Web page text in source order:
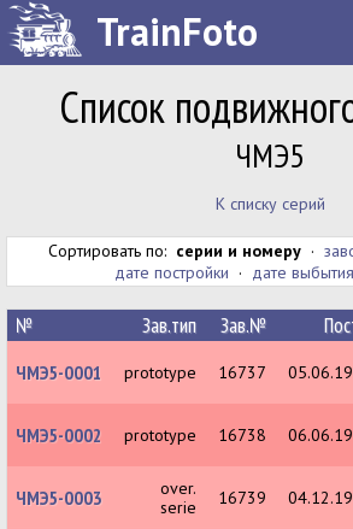
TrainFoto
Список
ЧМЭ5
К списку серий
Сортировать по: серии и номеру ·
дате постройки · дате
№ Зав.тип Зав.№
ЧМЭ5-0001 prototype 16737
ЧМЭ5-0002 prototype 16738
ЧМЭ5-0003
over.
serie
16739